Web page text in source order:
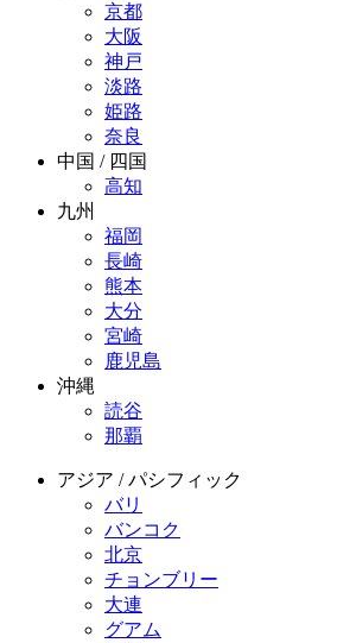
京都
大阪
神戸
淡路
姫路
奈良
中国 / 四国
高知
九州
福岡
長崎
熊本
大分
宮崎
鹿児島
沖縄
読谷
那覇
アジア / パシフィック
バリ
バンコク
北京
チョンブリー
大連
グアム